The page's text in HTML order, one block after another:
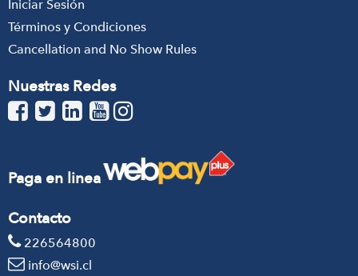
Iniciar Sesión
Términos y Condiciones
Cancellation and No Show Rules
Nuestras Redes
Paga en linea
Contacto
226564800
info@wsi.cl